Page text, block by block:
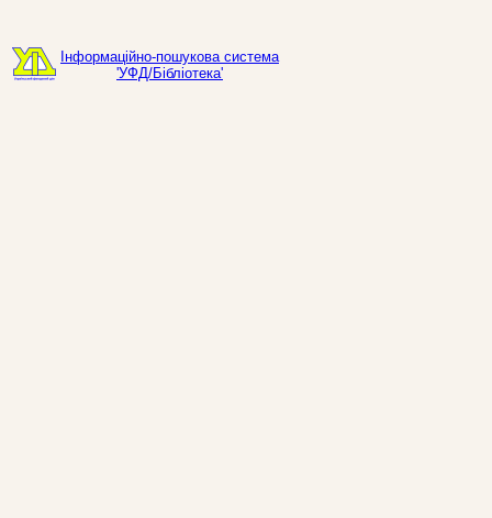
Інформаційно-пошукова система
'УФД/Бібліотека'